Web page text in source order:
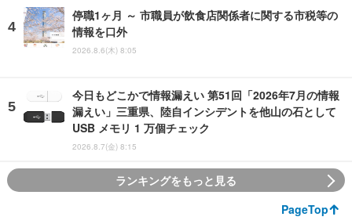
停職1ヶ月 ～ 市職員が飲食店関係者に関する市税等の
情報を口外
2026.8.6(木) 8:05
今日もどこかで情報漏えい 第51回「2026年7月の情報
漏えい」三重県、陸自インシデントを他山の石として
USB メモリ 1 万個チェック
2026.8.7(金) 8:15
ランキングをもっと見る
PageTop